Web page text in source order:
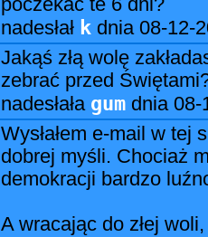
poczekać te 6 dni?
nadesłał k dnia 08-12-
Jakąś złą wolę
zebrać przed
nadesłała gum dnia 08-
Wysłałem e-mail w tej
dobrej myśli. Chociaż
demokracji bardzo
A wracając do złej